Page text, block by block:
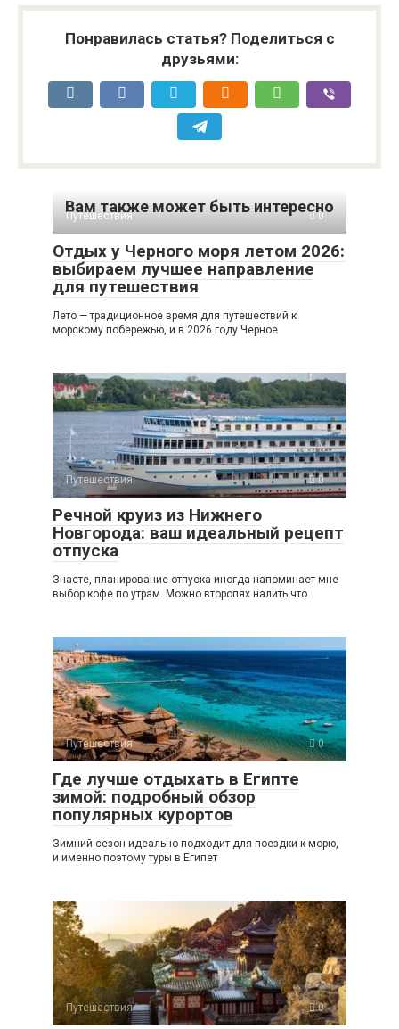
Понравилась статья? Поделиться с
друзьями:
Вам также может быть интересно
Путешествия 0
Отдых у Черного моря летом 2026:
выбираем лучшее направление
для путешествия
Лето — традиционное время для путешествий к
морскому побережью, и в 2026 году Черное
Путешествия 0
Речной круиз из Нижнего
Новгорода: ваш идеальный рецепт
отпуска
Знаете, планирование отпуска иногда напоминает мне
выбор кофе по утрам. Можно второпях налить что
Путешествия 0
Где лучше отдыхать в Египте
зимой: подробный обзор
популярных курортов
Зимний сезон идеально подходит для поездки к морю,
и именно поэтому туры в Египет
Путешествия 0